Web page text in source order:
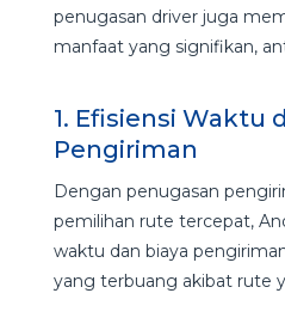
penugasan driver juga
manfaat yang signifikan,
1. Efisiensi Waktu
Pengiriman
Dengan penugasan
pemilihan rute tercepat,
waktu dan biaya
yang terbuang akibat rute